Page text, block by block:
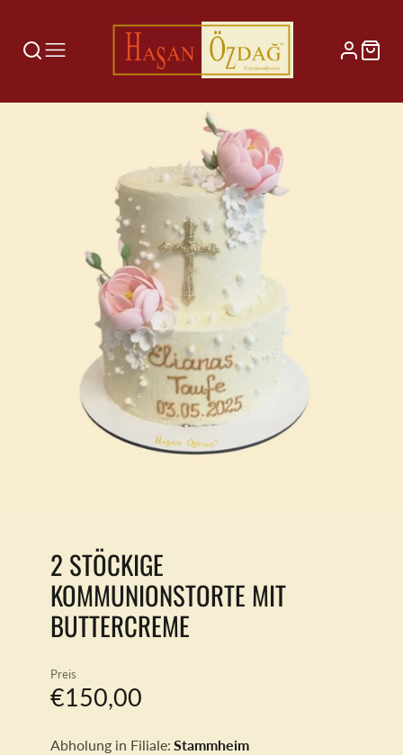
2 STÖCKIGE
KOMMUNIONSTORTE MIT
BUTTERCREME
Preis
€150,00
Abholung in Filiale: Stammheim